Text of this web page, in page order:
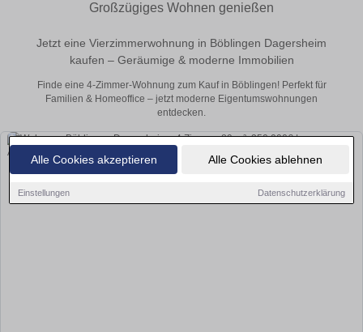
Alle Cookies akzeptieren Alle Cookies ablehnen
Einstellungen Datenschutzerklärung
Großzügiges Wohnen genießen
Jetzt eine Vierzimmerwohnung in Böblingen Dagersheim
kaufen – Geräumige & moderne Immobilien
Finde eine 4-Zimmer-Wohnung zum Kauf in Böblingen! Perfekt für
Familien & Homeoffice – jetzt moderne Eigentumswohnungen
entdecken.